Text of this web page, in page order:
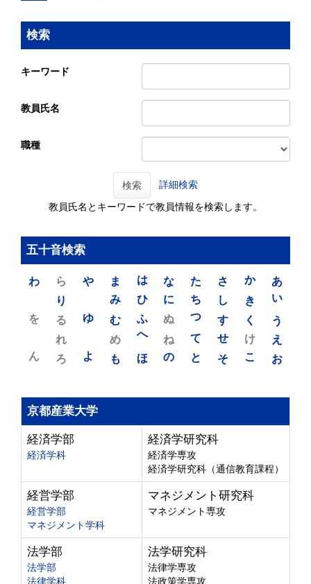
検索
キーワード
教員氏名
職種
検索 詳細検索
教員氏名とキーワードで教員情報を検索します。
五十音検索
あ
い
う
え
お
か
き
く
け
こ
さ
し
す
せ
そ
た
ち
つ
て
と
な
に
ぬ
ね
の
は
ひ
ふ
へ
ほ
ま
み
む
め
も
や
ゆ
よ
ら
り
る
れ
ろ
わ
を
ん
京都産業大学
経済学部
経済学科
経済学研究科
経済学専攻
経済学研究科（通信教育課程）
経営学部
経営学部
マネジメント学科
マネジメント研究科
マネジメント専攻
法学部
法学部
法律学科
法学研究科
法律学専攻
法政策学専攻